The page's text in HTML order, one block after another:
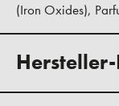
(Iron Oxides),